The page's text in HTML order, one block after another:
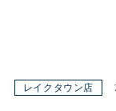
レイクタウン店